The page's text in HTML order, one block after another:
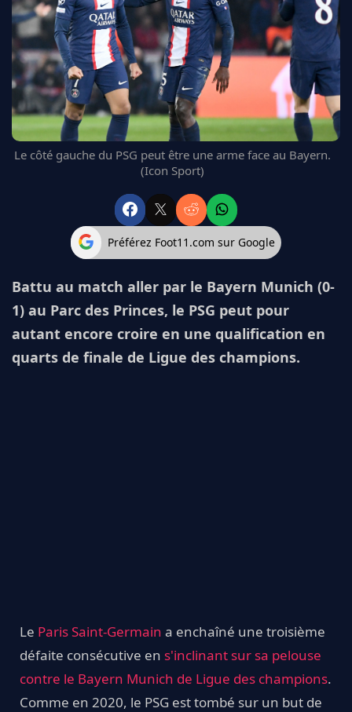
REAL MADRID
FC BARCELONE
MANCHESTER UNITED
CHELSEA
ARSENAL
BAYERN
L'AVIS DE LA RÉDAC'
Le côté gauche du PSG peut être une arme face au Bayern.
(Icon Sport)
Préférez Foot11.com sur Google
Battu au match aller par le Bayern Munich (0-
1) au Parc des Princes, le PSG peut pour
autant encore croire en une qualification en
quarts de finale de Ligue des champions.
Le Paris Saint-Germain a enchaîné une troisième
défaite consécutive en s'inclinant sur sa pelouse
contre le Bayern Munich de Ligue des champions.
Comme en 2020, le PSG est tombé sur un but de